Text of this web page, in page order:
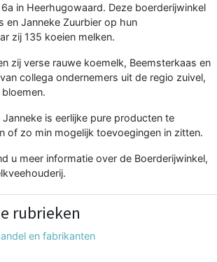
in Heerhugowaard. Deze boerderijwinkel
en Janneke Zuurbier op hun
zij 135 koeien melken.
zij verse rauwe koemelk, Beemsterkaas en
collega ondernemers uit de regio zuivel,
is eerlijke pure producten te
of zo min mogelijk toevoegingen in zitten.
u meer informatie over de Boerderijwinkel,
rubrieken
en fabrikanten